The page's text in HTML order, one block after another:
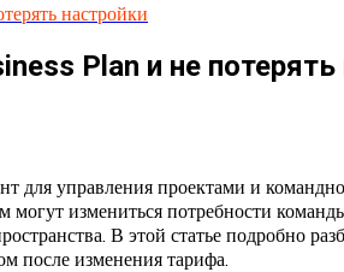
настройки
Plan и не потерять
для управления проектами и
измениться потребности
В этой статье подробно
после изменения тарифа.